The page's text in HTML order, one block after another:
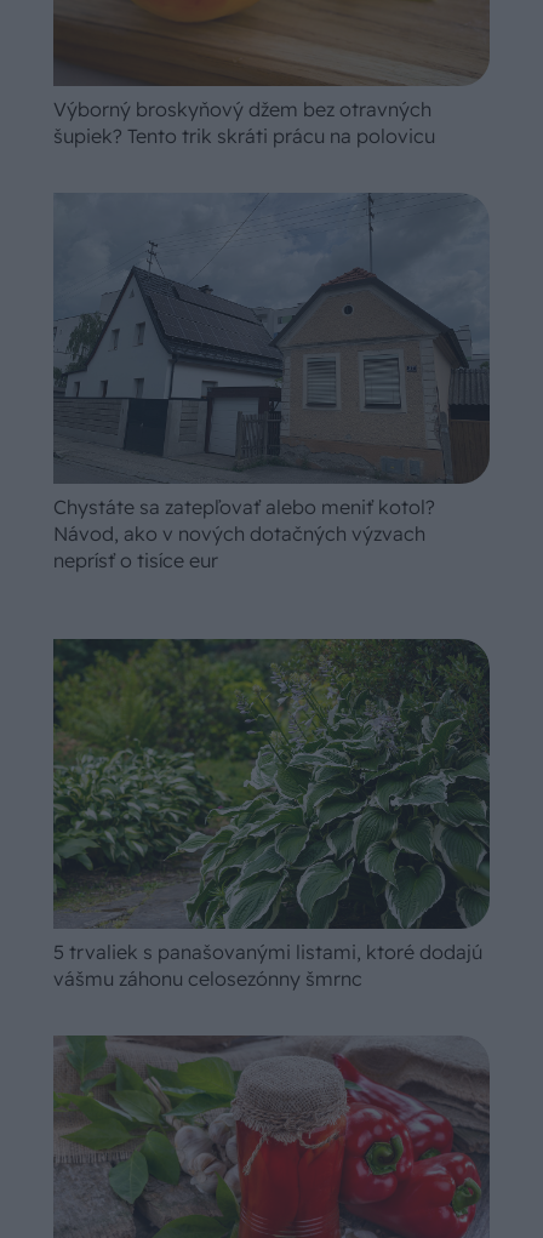
Výborný broskyňový džem bez otravných
šupiek? Tento trik skráti prácu na polovicu
Chystáte sa zatepľovať alebo meniť kotol?
Návod, ako v nových dotačných výzvach
neprísť o tisíce eur
5 trvaliek s panašovanými listami, ktoré dodajú
vášmu záhonu celosezónny šmrnc